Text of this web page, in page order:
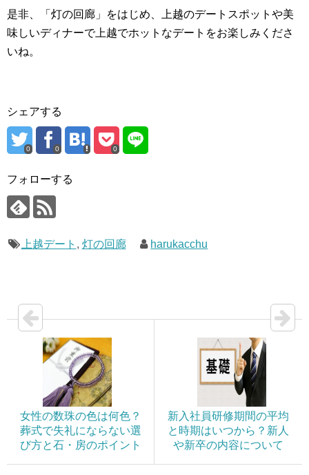
是非、「灯の回廊」をはじめ、上越のデートスポットや美
味しいディナーで上越でホットなデートをお楽しみくださ
いね。
シェアする
0 0 0
フォローする
上越デート , 灯の回廊 harukacchu
女性の数珠の色は何色？
葬式で失礼にならない選
び方と石・房のポイント
新入社員研修期間の平均
と時期はいつから？新人
や新卒の内容について